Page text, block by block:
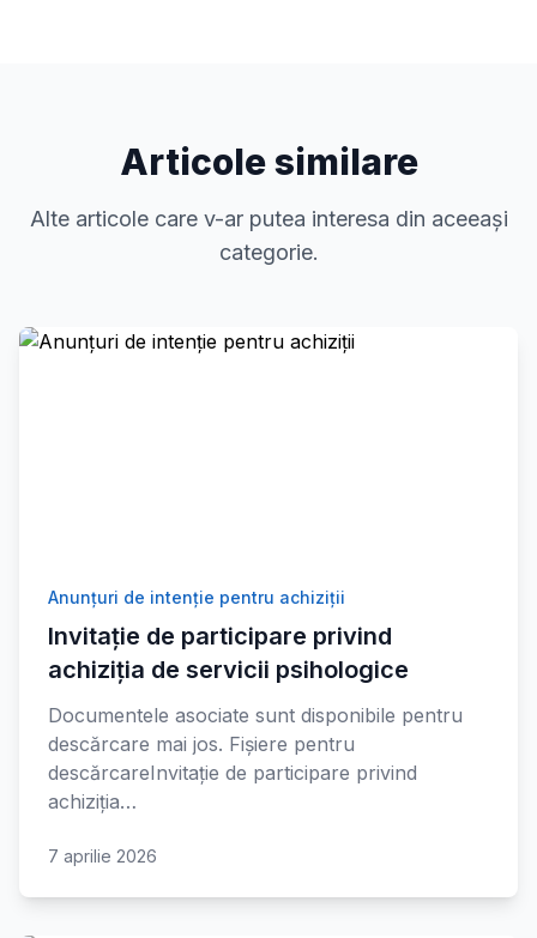
Articole similare
Alte articole care v-ar putea interesa din aceeași
categorie.
Anunțuri de intenție pentru achiziții
Invitație de participare privind
achiziția de servicii psihologice
Documentele asociate sunt disponibile pentru
descărcare mai jos. Fișiere pentru
descărcareInvitație de participare privind
achiziția…
7 aprilie 2026